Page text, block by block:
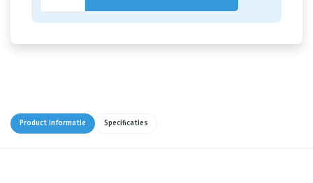
Product informatie Specificaties